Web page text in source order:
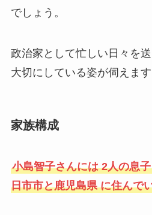
でしょう。
政治家として忙しい日々を
大切にしている姿が伺えます
家族構成
小島智子さんには 2人の息
日市市と鹿児島県 に住んで